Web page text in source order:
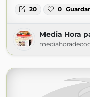
20 0 Guardar
Media Hora